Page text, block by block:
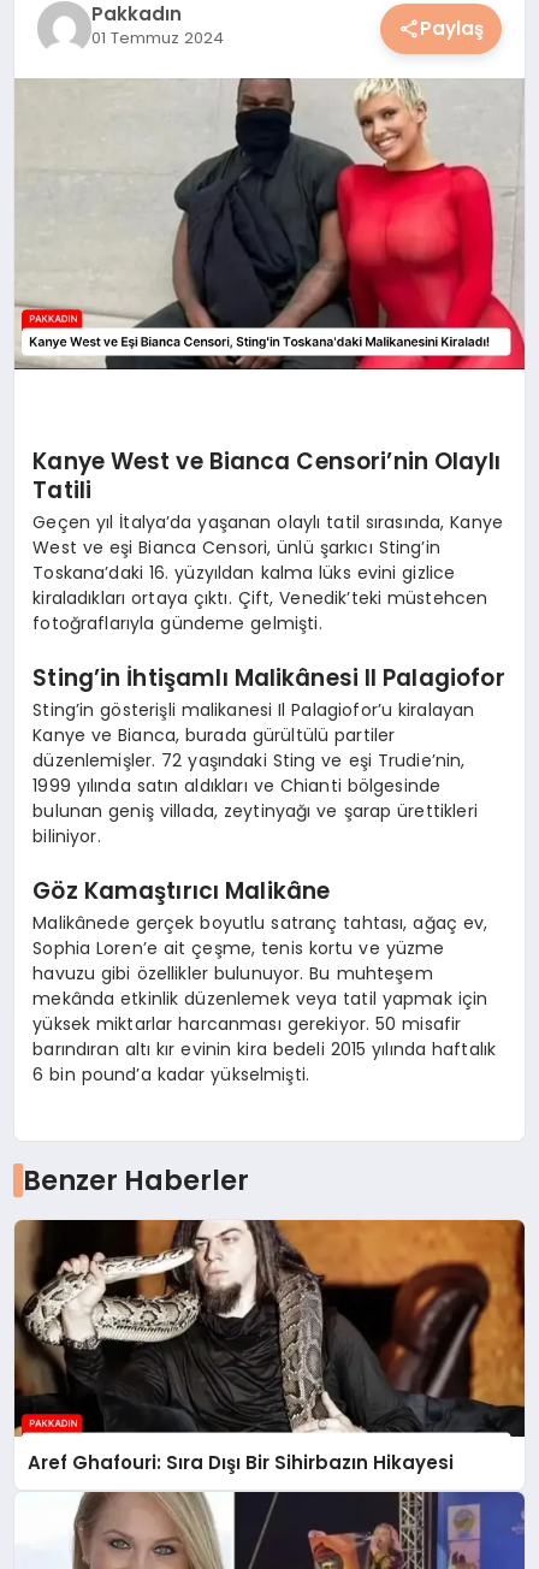
YEMEK
HESAPLAMALAR
Pakkadın
01 Temmuz 2024 Paylaş
Kanye West ve Bianca Censori’nin Olaylı
Tatili
Geçen yıl İtalya’da yaşanan olaylı tatil sırasında, Kanye
West ve eşi Bianca Censori, ünlü şarkıcı Sting’in
Toskana’daki 16. yüzyıldan kalma lüks evini gizlice
kiraladıkları ortaya çıktı. Çift, Venedik’teki müstehcen
fotoğraflarıyla gündeme gelmişti.
Sting’in İhtişamlı Malikânesi Il Palagiofor
Sting’in gösterişli malikanesi Il Palagiofor’u kiralayan
Kanye ve Bianca, burada gürültülü partiler
düzenlemişler. 72 yaşındaki Sting ve eşi Trudie’nin,
1999 yılında satın aldıkları ve Chianti bölgesinde
bulunan geniş villada, zeytinyağı ve şarap ürettikleri
biliniyor.
Göz Kamaştırıcı Malikâne
Malikânede gerçek boyutlu satranç tahtası, ağaç ev,
Sophia Loren’e ait çeşme, tenis kortu ve yüzme
havuzu gibi özellikler bulunuyor. Bu muhteşem
mekânda etkinlik düzenlemek veya tatil yapmak için
yüksek miktarlar harcanması gerekiyor. 50 misafir
barındıran altı kır evinin kira bedeli 2015 yılında haftalık
6 bin pound’a kadar yükselmişti.
Benzer Haberler
Aref Ghafouri: Sıra Dışı Bir Sihirbazın Hikayesi